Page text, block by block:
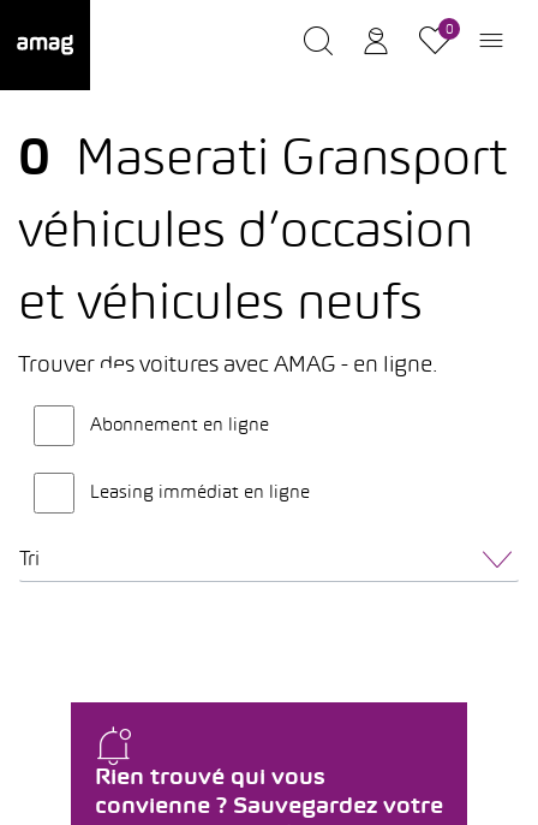
0
0
Maserati Gransport
véhicules d’occasion
et véhicules neufs
Trouver des voitures avec AMAG - en ligne.
Abonnement en ligne
Leasing immédiat en ligne
Tri
Rien trouvé qui vous
convienne ? Sauvegardez votre